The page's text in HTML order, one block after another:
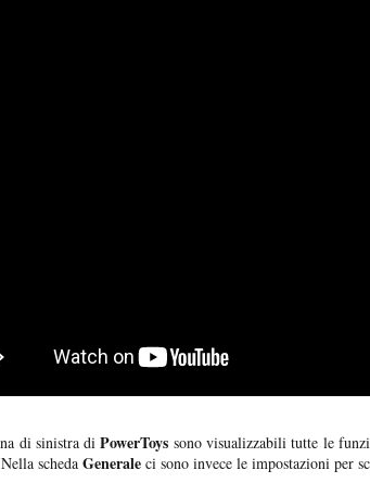
di sinistra diPowerToys sono visualizzabili tutte le
scheda Generale ci sono invece le impostazioni per